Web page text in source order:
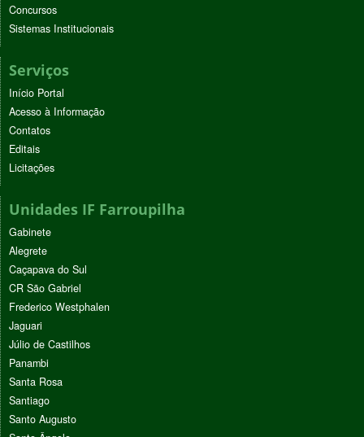
Concursos
Sistemas Institucionais
Serviços
Início Portal
Acesso à Informação
Contatos
Editais
Licitações
Unidades IF Farroupilha
Gabinete
Alegrete
Caçapava do Sul
CR São Gabriel
Frederico Westphalen
Jaguari
Júlio de Castilhos
Panambi
Santa Rosa
Santiago
Santo Augusto